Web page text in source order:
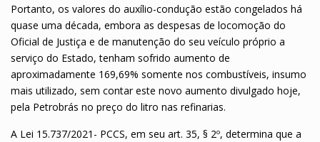
Portanto, os valores do auxílio-condução estão congelados há
quase uma década, embora as despesas de locomoção do
Oficial de Justiça e de manutenção do seu veículo próprio a
serviço do Estado, tenham sofrido aumento de
aproximadamente 169,69% somente nos combustíveis, insumo
mais utilizado, sem contar este novo aumento divulgado hoje,
pela Petrobrás no preço do litro nas refinarias.
A Lei 15.737/2021- PCCS, em seu art. 35, § 2º, determina que a